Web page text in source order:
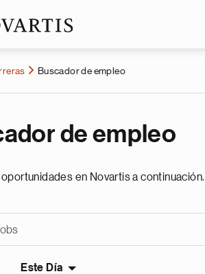
Buscador de empleo
de empleo
en Novartis a continuación.
Este Día